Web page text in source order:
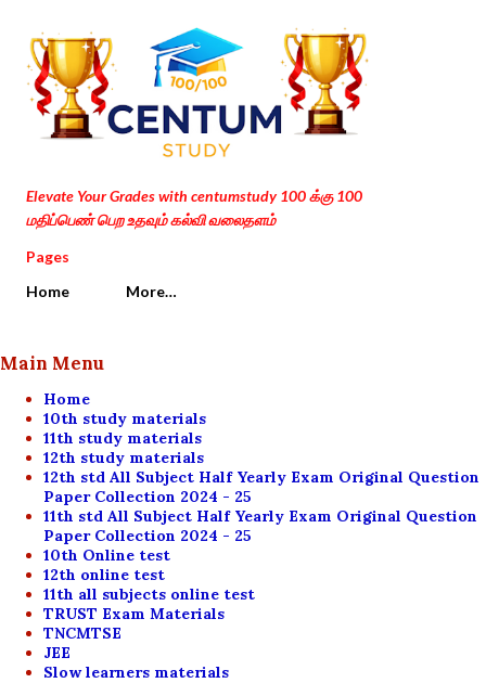
Skip to main content
Elevate Your Grades with centumstudy 100 க்கு 100
மதிப்பெண் பெற உதவும் கல்வி வலைதளம்
Pages
Home
More…
Main Menu
Home
10th study materials
11th study materials
12th study materials
12th std All Subject Half Yearly Exam Original Question
Paper Collection 2024 - 25
11th std All Subject Half Yearly Exam Original Question
Paper Collection 2024 - 25
10th Online test
12th online test
11th all subjects online test
TRUST Exam Materials
TNCMTSE
JEE
Slow learners materials